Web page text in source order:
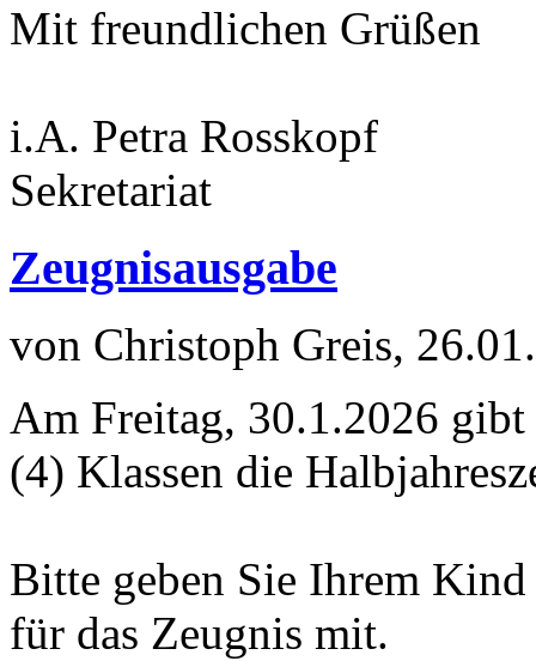
Mit freundlichen Grüßen
i.A. Petra Rosskopf
Sekretariat
Zeugnisausgabe
von Christoph Greis,
Am Freitag, 30.1.2026
(4) Klassen die
Bitte geben Sie Ihrem
für das Zeugnis mit.